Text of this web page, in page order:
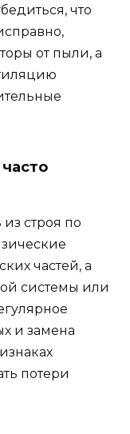
что
от пыли, а
строя по
частей, а
системы или
и замена
потери